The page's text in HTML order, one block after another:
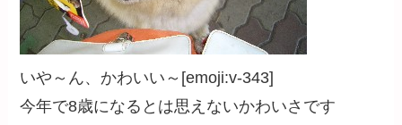
いや～ん、かわいい～[emoji:v-343]
今年で8歳になるとは思えないかわいさです